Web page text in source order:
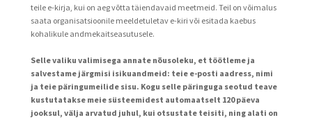
teile e-kirja, kui on aeg võtta täiendavaid meetmeid. Teil on võimalus
saata organisatsioonile meeldetuletav e-kiri või esitada kaebus
kohalikule andmekaitseasutusele.
Selle valiku valimisega annate nõusoleku, et töötleme ja
salvestame järgmisi isikuandmeid: teie e-posti aadress, nimi
ja teie päringumeilide sisu. Kogu selle päringuga seotud teave
kustutatakse meie süsteemidest automaatselt 120 päeva
jooksul, välja arvatud juhul, kui otsustate teisiti, ning alati on